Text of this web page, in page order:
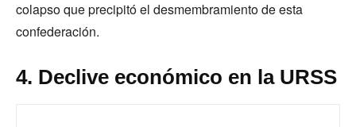
colapso que precipitó el desmembramiento de esta
confederación.
4. Declive económico en la URSS